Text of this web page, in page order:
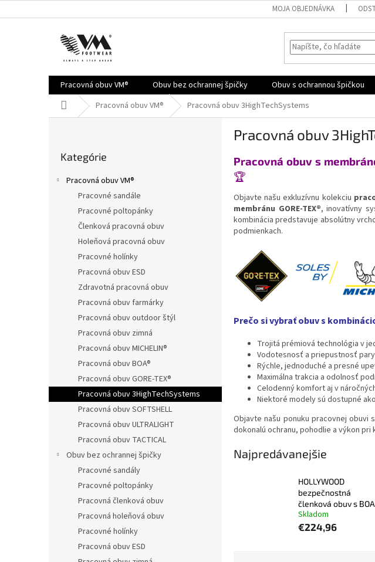
na
MOJA OBJEDNÁVKA
Pracovná obuv VM® Obuv bez ochrannej špičky Obuv s ochrannou špičkou
DomovPracovná obuv VM® Pracovná obuv 3HighTechSystems
kategórie
Kategórie
Pracovná obuv VM®
Pracovné sandále
Pracovné poltopánky
Členková pracovná obuv
Holeňová pracovná obuv
Pracovné holínky
Pracovná obuv ESD
Zdravotná pracovná obuv
Pracovná obuv farmárky
Pracovná obuv outdoor štýl
Pracovná obuv zimná
Pracovná obuv MICHELIN®
Pracovná obuv BOA®
Pracovná obuv GORE-TEX®
Pracovná obuv 3HighTechSystems
Pracovná obuv SOFTSHELL
Pracovná obuv ULTRALIGHT
Pracovná obuv TACTICAL
Obuv bez ochrannej špičky
Pracovné sandály
Pracovné poltopánky
Pracovná členková obuv
Pracovná holeňová obuv
Pracovné holínky
Pracovná obuv ESD
Pracovná obuv
Pracovná obuv s
🏆
Objavte našu exkluzívnu kolekciu
membránu GORE-TEX®, inovatívny
kombinácia predstavuje absolútny
podmienkach.
Prečo si vybrať obuv s
Trojitá prémiová technológia v
Vodotesnosť a priepustnosť pary
Rýchle, jednoduché a presné
Maximálna trakcia a odolnosť
Celodenný komfort aj v
Niektoré modely sú dostupné
Objavte našu ponuku pracovnej obuvi
dokonalú ochranu, pohodlie a výkon pri
Najpredávanejšie
HOLLYWOOD
bezpečnostná
členková obuv s
Skladom
€224,96